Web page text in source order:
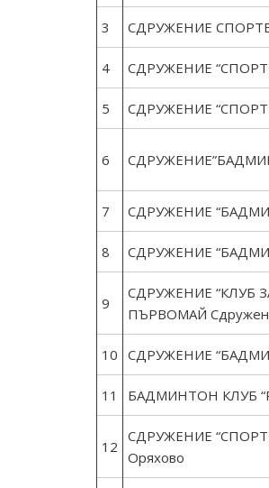
3 СДРУЖЕНИЕ
4 СДРУЖЕНИЕ
5 СДРУЖЕНИЕ
6
7 СДРУЖЕНИЕ
8 СДРУЖЕНИЕ
9
СДРУЖЕНИЕ “КЛУБ
ПЪРВОМАЙ
10 СДРУЖЕНИЕ
11 БАДМИНТОН КЛУБ
12
СДРУЖЕНИЕ
Оряхово